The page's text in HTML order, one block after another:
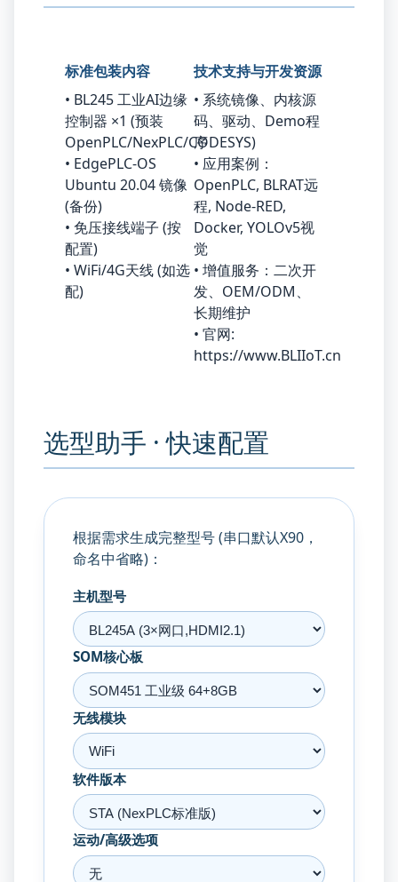
标准包装内容
• BL245 工业AI边缘
控制器 ×1 (预装
OpenPLC/NexPLC/CODESYS)
• EdgePLC-OS
Ubuntu 20.04 镜像
(备份)
• 免压接线端子 (按
配置)
• WiFi/4G天线 (如选
配)
技术支持与开发资源
• 系统镜像、内核源
码、驱动、Demo程
序
• 应用案例：
OpenPLC, BLRAT远
程, Node-RED,
Docker, YOLOv5视
觉
• 增值服务：二次开
发、OEM/ODM、
长期维护
• 官网:
https://www.BLIIoT.cn
选型助手 · 快速配置
根据需求生成完整型号 (串口默认X90，
命名中省略)：
主机型号
SOM核心板
无线模块
软件版本
运动/高级选项